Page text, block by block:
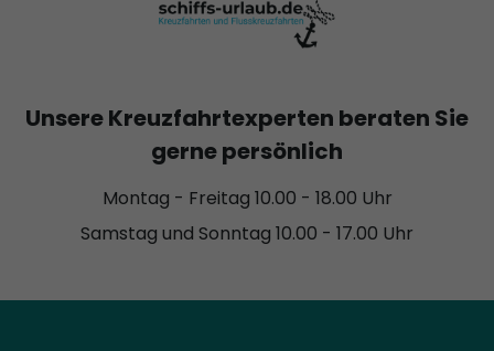
Unsere Kreuzfahrtexperten beraten Sie
gerne persönlich
Montag - Freitag 10.00 - 18.00 Uhr
Samstag und Sonntag 10.00 - 17.00 Uhr